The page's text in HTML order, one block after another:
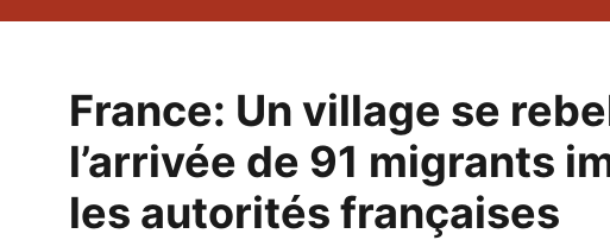
France: Un village se
l’arrivée de 91 migrants
les autorités françaises